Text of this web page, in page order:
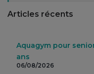
Articles récents
Aquagym pour
ans
06/08/2026